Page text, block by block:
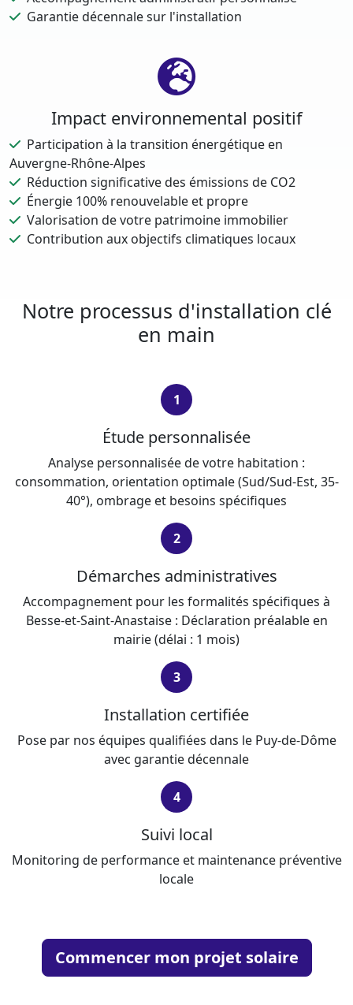
Garantie décennale sur l'installation
Impact environnemental positif
Participation à la transition énergétique en
Auvergne-Rhône-Alpes
Réduction significative des émissions de CO2
Énergie 100% renouvelable et propre
Valorisation de votre patrimoine immobilier
Contribution aux objectifs climatiques locaux
Notre processus d'installation clé
en main
1
Étude personnalisée
Analyse personnalisée de votre habitation :
consommation, orientation optimale (Sud/Sud-Est, 35-
40°), ombrage et besoins spécifiques
2
Démarches administratives
Accompagnement pour les formalités spécifiques à
Besse-et-Saint-Anastaise : Déclaration préalable en
mairie (délai : 1 mois)
3
Installation certifiée
Pose par nos équipes qualifiées dans le Puy-de-Dôme
avec garantie décennale
4
Suivi local
Monitoring de performance et maintenance préventive
locale
Commencer mon projet solaire